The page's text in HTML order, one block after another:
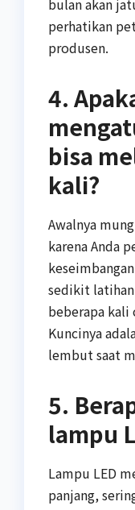
bulan akan
perhatikan
produsen.
4.
bisa
kali?
Awalnya
karena Anda
sedikit latihan
beberapa kali
Kuncinya
lembut saat
5.
lampu
Lampu LED
panjang,